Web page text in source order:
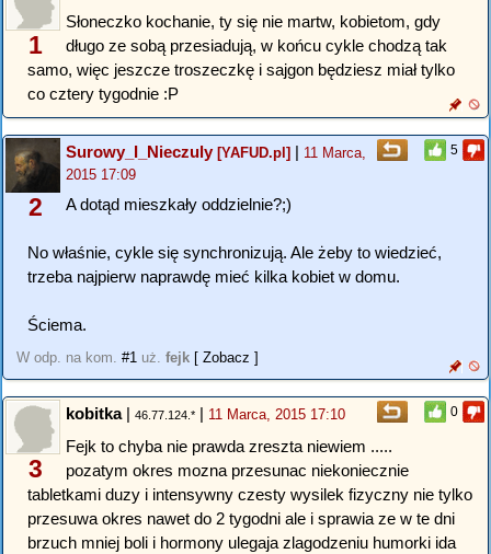
1
Słoneczko kochanie, ty się nie martw, kobietom, gdy
długo ze sobą przesiadują, w końcu cykle chodzą tak
samo, więc jeszcze troszeczkę i sajgon będziesz miał tylko
co cztery tygodnie :P
5
2
Surowy_I_Nieczuly[YAFUD.pl] | 11 Marca,
2015 17:09
A dotąd mieszkały oddzielnie?;)
No właśnie, cykle się synchronizują. Ale żeby to wiedzieć,
trzeba najpierw naprawdę mieć kilka kobiet w domu.
Ściema.
W odp. na kom. #1 uż. fejk [ Zobacz ]
0
3
kobitka| 46.77.124.* | 11 Marca, 2015 17:10
Fejk to chyba nie prawda zreszta niewiem .....
pozatym okres mozna przesunac niekoniecznie
tabletkami duzy i intensywny czesty wysilek fizyczny nie tylko
przesuwa okres nawet do 2 tygodni ale i sprawia ze w te dni
brzuch mniej boli i hormony ulegaja zlagodzeniu humorki ida